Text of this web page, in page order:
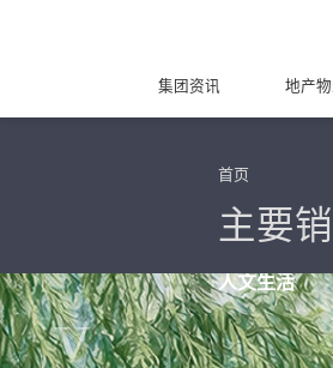
集团资讯 地产
首页
主要
人文生活